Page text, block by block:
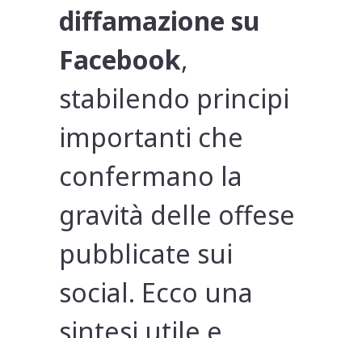
diffamazione su
Facebook,
stabilendo principi
importanti che
confermano la
gravità delle offese
pubblicate sui
social. Ecco una
sintesi utile e